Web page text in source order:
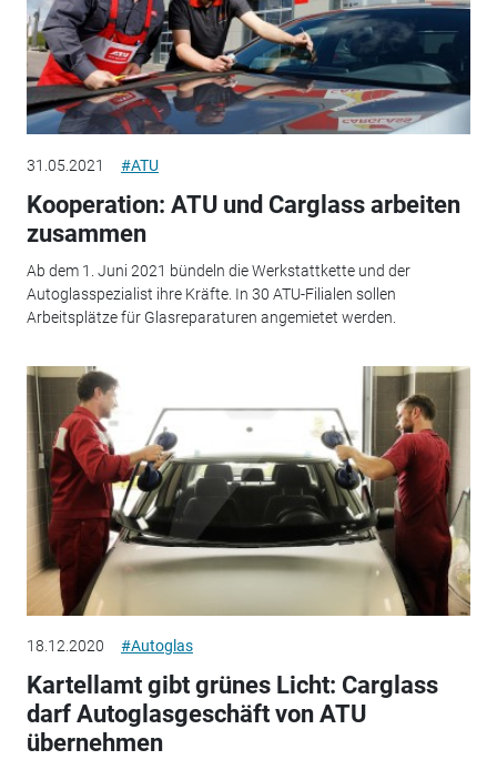
31.05.2021 #ATU
Kooperation: ATU und Carglass arbeiten
zusammen
Ab dem 1. Juni 2021 bündeln die Werkstattkette und der
Autoglasspezialist ihre Kräfte. In 30 ATU-Filialen sollen
Arbeitsplätze für Glasreparaturen angemietet werden.
18.12.2020 #Autoglas
Kartellamt gibt grünes Licht: Carglass
darf Autoglasgeschäft von ATU
übernehmen